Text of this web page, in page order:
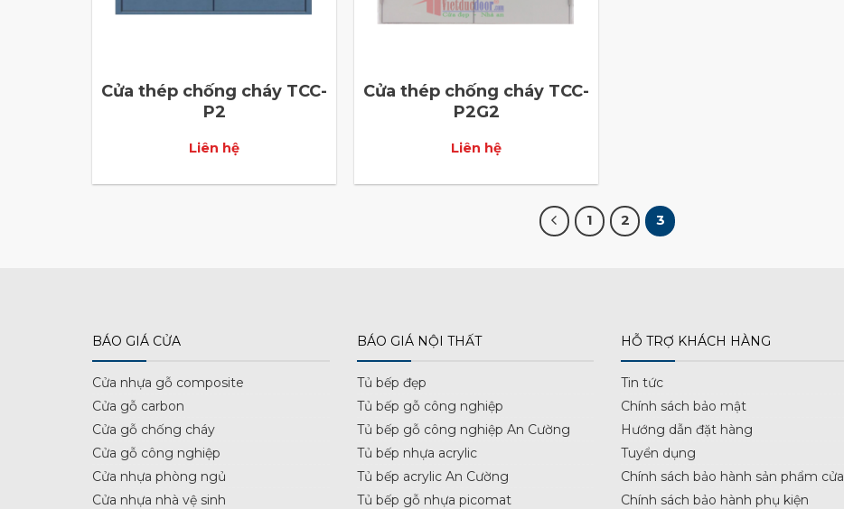
Cửa thép chống cháy TCC-
P2
Liên hệ
Cửa thép chống cháy TCC-
P2G2
Liên hệ
1 2 3
BÁO GIÁ CỬA
Cửa nhựa gỗ composite
Cửa gỗ carbon
Cửa gỗ chống cháy
Cửa gỗ công nghiệp
Cửa nhựa phòng ngủ
Cửa nhựa nhà vệ sinh
BÁO GIÁ NỘI THẤT
Tủ bếp đẹp
Tủ bếp gỗ công nghiệp
Tủ bếp gỗ công nghiệp An Cường
Tủ bếp nhựa acrylic
Tủ bếp acrylic An Cường
Tủ bếp gỗ nhựa picomat
HỖ TRỢ KHÁCH HÀNG
Tin tức
Chính sách bảo mật
Hướng dẫn đặt hàng
Tuyển dụng
Chính sách bảo hành sản phẩm cửa
Chính sách bảo hành phụ kiện